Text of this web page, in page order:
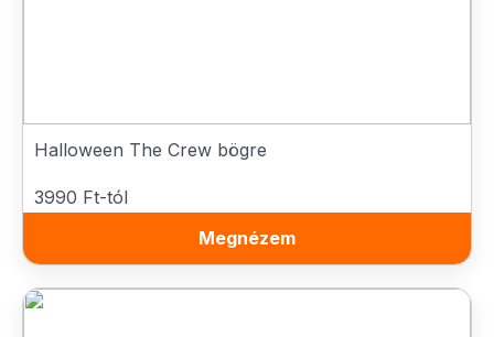
Halloween The Crew bögre
3990 Ft-tól
Megnézem